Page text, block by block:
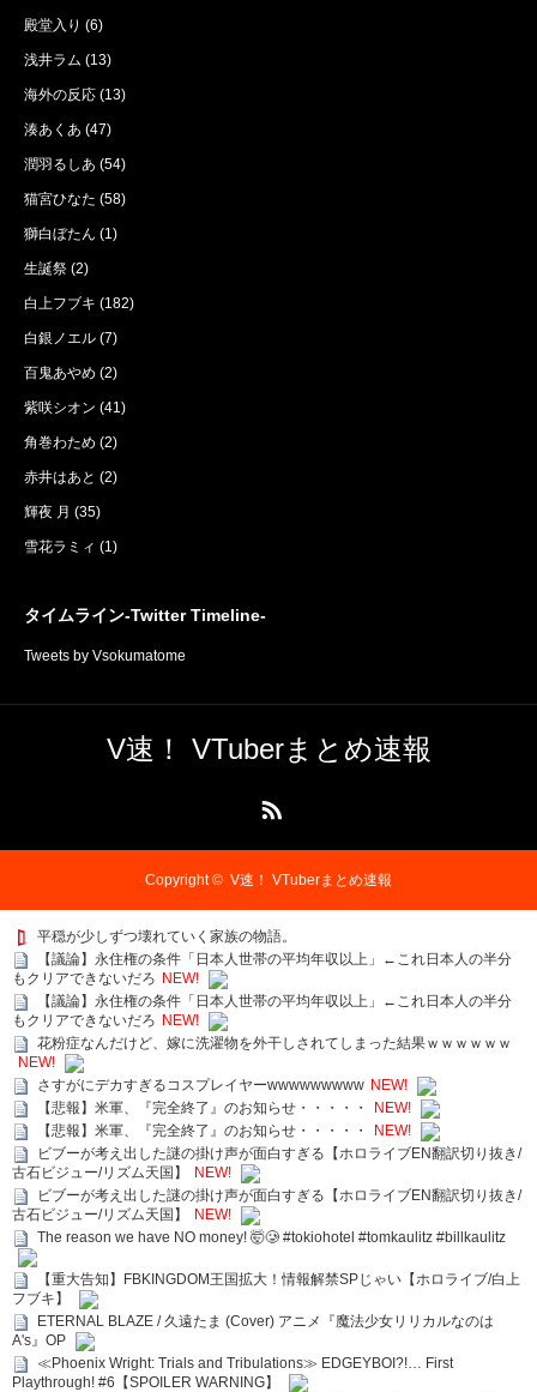
殿堂入り (6)
浅井ラム (13)
海外の反応 (13)
湊あくあ (47)
潤羽るしあ (54)
猫宮ひなた (58)
獅白ぼたん (1)
生誕祭 (2)
白上フブキ (182)
白銀ノエル (7)
百鬼あやめ (2)
紫咲シオン (41)
角巻わため (2)
赤井はあと (2)
輝夜 月 (35)
雪花ラミィ (1)
タイムライン-Twitter Timeline-
Tweets by Vsokumatome
V速！ VTuberまとめ速報
Copyright © V速！ VTuberまとめ速報
平穏が少しずつ壊れていく家族の物語。
【議論】永住権の条件「日本人世帯の平均年収以上」←これ日本人の半分
もクリアできないだろ NEW!
【議論】永住権の条件「日本人世帯の平均年収以上」←これ日本人の半分
もクリアできないだろ NEW!
花粉症なんだけど、嫁に洗濯物を外干しされてしまった結果ｗｗｗｗｗｗ
NEW!
さすがにデカすぎるコスプレイヤーwwwwwwwww NEW!
【悲報】米軍、『完全終了』のお知らせ・・・・・
NEW!
【悲報】米軍、『完全終了』のお知らせ・・・・・
NEW!
ビブーが考え出した謎の掛け声が面白すぎる【ホロライブEN翻訳切り抜き/
古石ビジュー/リズム天国】
NEW!
ビブーが考え出した謎の掛け声が面白すぎる【ホロライブEN翻訳切り抜き/
古石ビジュー/リズム天国】
NEW!
The reason we have NO money! 🤯🥲 #tokiohotel #tomkaulitz #billkaulitz
【重大告知】FBKINGDOM王国拡大！情報解禁SPじゃい【ホロライブ/白上
フブキ】
ETERNAL BLAZE / 久遠たま (Cover) アニメ『魔法少女リリカルなのは
A's』OP
≪Phoenix Wright: Trials and Tribulations≫ EDGEYBOI?!… First
Playthrough! #6【SPOILER WARNING】